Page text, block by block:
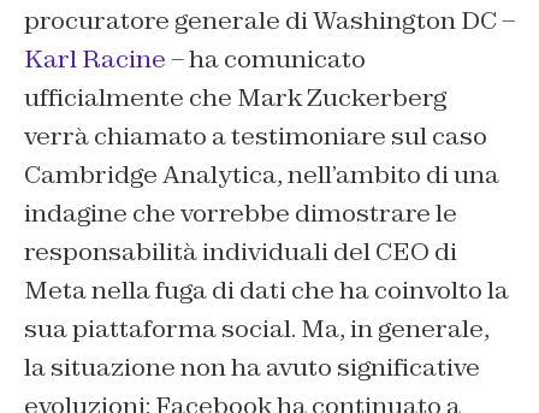
procuratore generale di Washington DC –
Karl Racine– ha comunicato
ufficialmente che Mark Zuckerberg
verrà chiamato a testimoniare sul caso
Cambridge Analytica, nell’ambito di una
indagine che vorrebbe dimostrare le
responsabilità individuali del CEO di
Meta nella fuga di dati che ha coinvolto la
sua piattaforma social. Ma, in generale,
la situazione non ha avuto significative
evoluzioni: Facebook ha continuato a